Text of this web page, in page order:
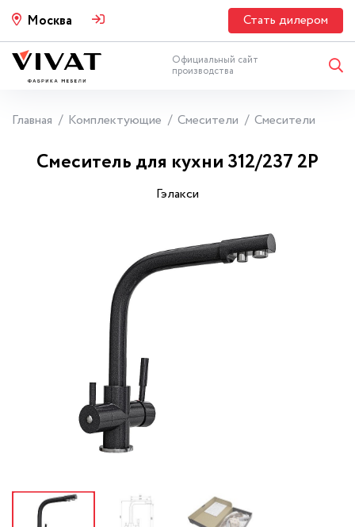
Москва Стать дилером
Официальный сайт
производства
Главная Комплектующие Смесители Смесители
Смеситель для кухни 312/237 2Р
Гэлакси